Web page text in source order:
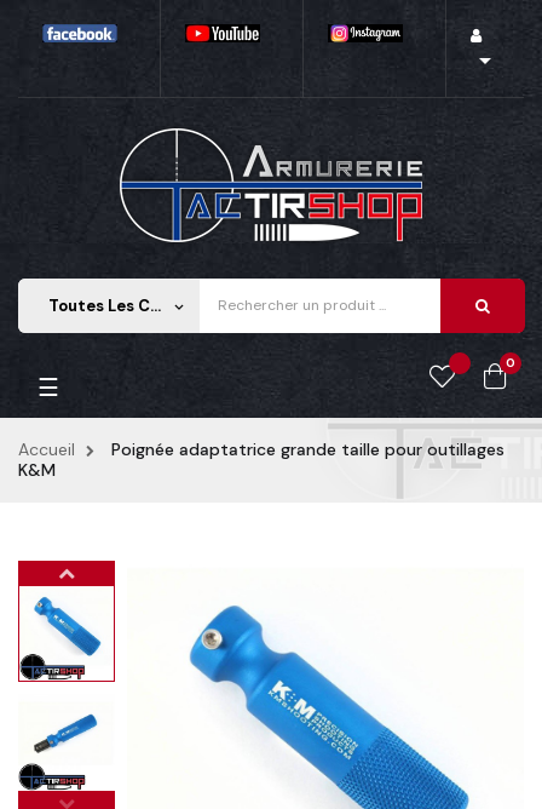

Toutes Les Catégories keyboard_arrow_down
0
Basculer la navigation
☰
Accueil
Poignée adaptatrice grande taille pour outillages
K&M